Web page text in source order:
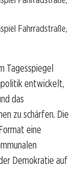
Fahrradstraße,
Tagesspiegel
entwickelt,
das
zu schärfen. Die
eine
Demokratie auf